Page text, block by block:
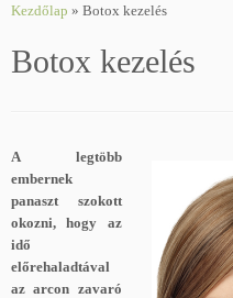
Kezdőlap » Botox kezelés
Botox kezelés
A legtöbb
embernek
panaszt szokott
okozni, hogy az
idő
előrehaladtával
az arcon zavaró